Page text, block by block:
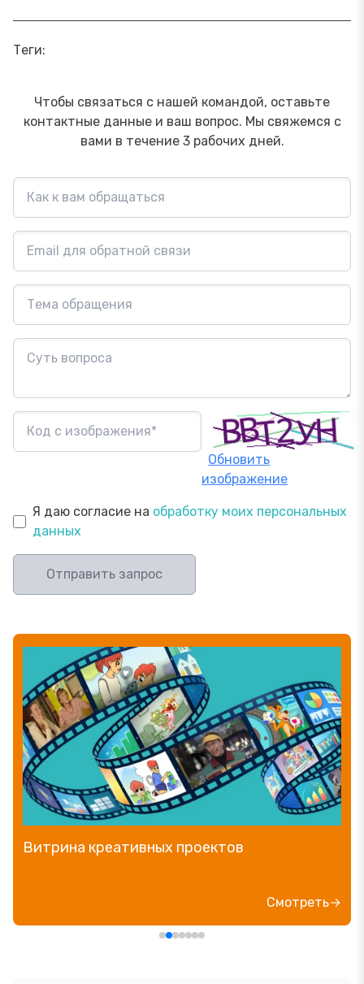
Теги:
Чтобы связаться с нашей командой, оставьте
контактные данные и ваш вопрос. Мы свяжемся с
вами в течение 3 рабочих дней.
Обновить
изображение
Я даю согласие на обработку моих персональных
данных
Отправить запрос
Витрина креативных проектов
Смотреть→